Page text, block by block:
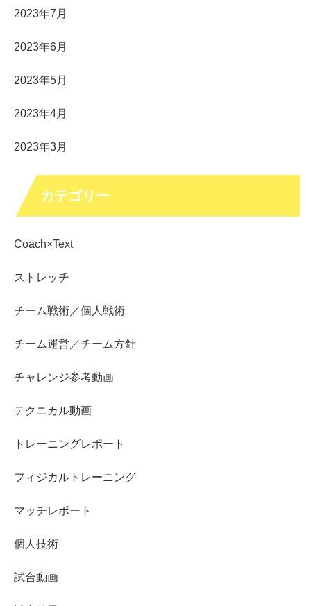
2023年7月
2023年6月
2023年5月
2023年4月
2023年3月
カテゴリー
Coach×Text
ストレッチ
チーム戦術／個人戦術
チーム運営／チーム方針
チャレンジ参考動画
テクニカル動画
トレーニングレポート
フィジカルトレーニング
マッチレポート
個人技術
試合動画